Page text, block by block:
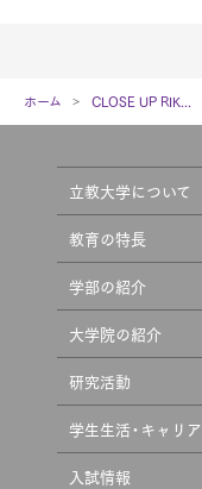
ホーム CLOSE UP RIK...
立教大学について
教育の特長
学部の紹介
大学院の紹介
研究活動
学生生活・キャリア
入試情報